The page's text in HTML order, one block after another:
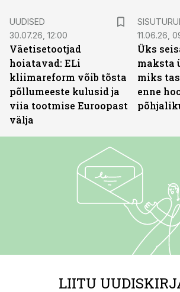
UUDISED
30.07.26, 12:00
Väetisetootjad
hoiatavad: ELi
kliimareform võib tõsta
põllumeeste kulusid ja
viia tootmise Euroopast
välja
11.06.26,
Üks
maksta
miks
enne
LIITU